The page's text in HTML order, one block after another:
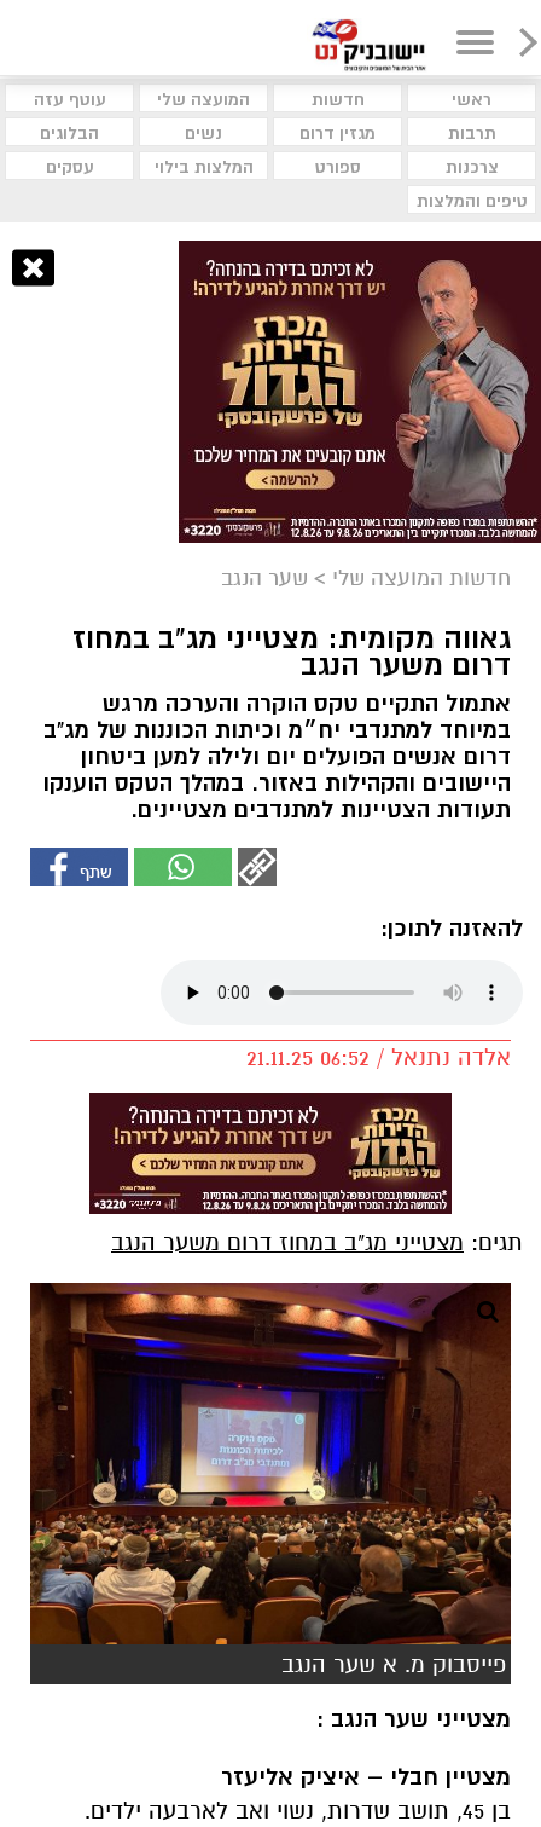
ראשי חדשות המועצה שלי
עוטף עזה
תרבות
מגזין דרום נשים
הבלוגים
צרכנות
ספורט המלצות בילוי
עסקים
טיפים והמלצות
חדשות המועצה שלי > שער הנגב
גאווה מקומית: מצטייני מג"ב במחוז
דרום משער הנגב
אתמול התקיים טקס הוקרה והערכה מרגש
במיוחד למתנדבי יח״מ וכיתות הכוננות של מג"ב
דרום אנשים הפועלים יום ולילה למען ביטחון
היישובים והקהילות באזור. במהלך הטקס הוענקו
תעודות הצטיינות למתנדבים מצטיינים.
להאזנה לתוכן:
אלדה נתנאל / 06:52 21.11.25
תגים: מצטייני מג"ב במחוז דרום משער הנגב
פייסבוק מ. א שער הנגב
מצטייני שער הנגב :
מצטיין חבלי – איציק אליעזר
בן 45, תושב שדרות, נשוי ואב לארבעה ילדים.